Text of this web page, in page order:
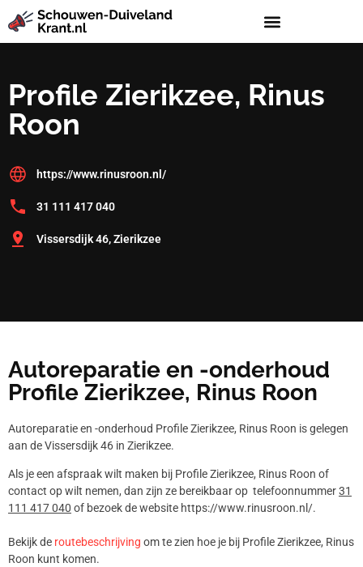
Profile Zierikzee, Rinus
Roon
https://www.rinusroon.nl/
31 111 417 040
Vissersdijk 46, Zierikzee
Autoreparatie en -onderhoud
Profile Zierikzee, Rinus Roon
Autoreparatie en -onderhoud Profile Zierikzee, Rinus Roon is gelegen
aan de Vissersdijk 46 in Zierikzee.
Als je een afspraak wilt maken bij Profile Zierikzee, Rinus Roon of
contact op wilt nemen, dan zijn ze bereikbaar op telefoonnummer31
111 417 040 of bezoek de website https://www.rinusroon.nl/.
Bekijk de routebeschrijving om te zien hoe je bij Profile Zierikzee, Rinus
Roon kunt komen.